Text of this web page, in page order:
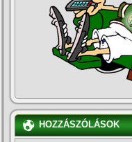
HOZZÁSZÓLÁSOK